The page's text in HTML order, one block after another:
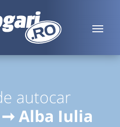
autocar
Alba Iulia